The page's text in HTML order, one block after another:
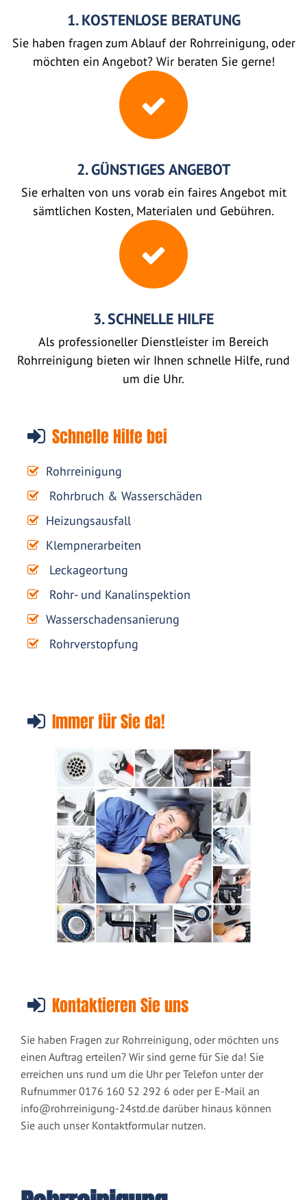
1. KOSTENLOSE BERATUNG
Sie haben fragen zum Ablauf der Rohrreinigung, oder
möchten ein Angebot? Wir beraten Sie gerne!
2. GÜNSTIGES ANGEBOT
Sie erhalten von uns vorab ein faires Angebot mit
sämtlichen Kosten, Materialen und Gebühren.
3. SCHNELLE HILFE
Als professioneller Dienstleister im Bereich
Rohrreinigung bieten wir Ihnen schnelle Hilfe, rund
um die Uhr.
Schnelle Hilfe bei
Rohrreinigung
Rohrbruch & Wasserschäden
Heizungsausfall
Klempnerarbeiten
Leckageortung
Rohr- und Kanalinspektion
Wasserschadensanierung
Rohrverstopfung
Immer für Sie da!
Kontaktieren Sie uns
Sie haben Fragen zur Rohrreinigung, oder möchten uns
einen Auftrag erteilen? Wir sind gerne für Sie da! Sie
erreichen uns rund um die Uhr per Telefon unter der
Rufnummer 0176 160 52 292 6 oder per E-Mail an
info@rohrreinigung-24std.de darüber hinaus können
Sie auch unser Kontaktformular nutzen.